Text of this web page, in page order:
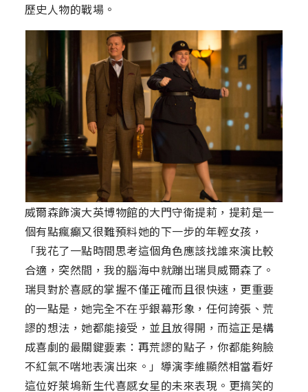
歷史人物的戰場。
威爾森飾演大英博物館的大門守衛提莉，提莉是一
個有點瘋癲又很難預料她的下一步的年輕女孩，
「我花了一點時間思考這個角色應該找誰來演比較
合適，突然間，我的腦海中就蹦出瑞貝威爾森了。
瑞貝對於喜感的掌握不僅正確而且很快速，更重要
的一點是，她完全不在乎銀幕形象，任何誇張、荒
謬的想法，她都能接受，並且放得開，而這正是構
成喜劇的最關鍵要素：再荒謬的點子，你都能夠臉
不紅氣不喘地表演出來。」導演李維顯然相當看好
這位好萊塢新生代喜感女星的未來表現。更搞笑的